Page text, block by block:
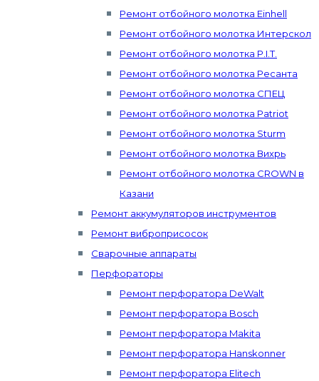
Ремонт отбойного молотка Einhell
Ремонт отбойного молотка Интерскол
Ремонт отбойного молотка P.I.T.
Ремонт отбойного молотка Ресанта
Ремонт отбойного молотка СПЕЦ
Ремонт отбойного молотка Patriot
Ремонт отбойного молотка Sturm
Ремонт отбойного молотка Вихрь
Ремонт отбойного молотка CROWN в
Казани
Ремонт аккумуляторов инструментов
Ремонт виброприсосок
Сварочные аппараты
Перфораторы
Ремонт перфоратора DeWalt
Ремонт перфоратора Bosch
Ремонт перфоратора Makita
Ремонт перфоратора Hanskonner
Ремонт перфоратора Elitech